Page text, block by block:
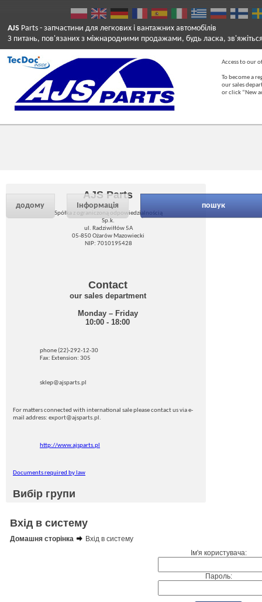
AJS Parts - запчастини для легкових і вантажних автомобілів
З питань, пов'язаних з міжнародними продажами, будь ласка,
Access to our
To become a
our sales
or click “New
додому Інформація пошук
AJS Parts
Spółka z ograniczoną odpowiedzialnością
Sp.k.
ul. Radziwiłłów 5A
05-850 Ożarów Mazowiecki
NIP: 7010195428
Contact
our sales department
Monday – Friday
10:00 - 18:00
phone (22)-292-12-30
Fax: Extension: 305
sklep@ajsparts.pl
For matters connected with international sale please contact us via e-
mail address: export@ajsparts.pl.
http://www.ajsparts.pl
Documents required by law
Вибір групи
Вхід в систему
Домашня сторінка
Вхід в систему
Ім'я користувача:
Пароль: